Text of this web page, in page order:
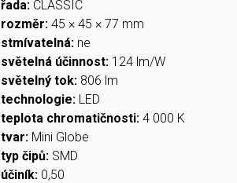
řada: CLASSIC
rozměr: 45 × 45 × 77 mm
stmívatelná: ne
světelná účinnost: 124 lm/W
světelný tok: 806 lm
technologie: LED
teplota chromatičnosti: 4 000 K
tvar: Mini Globe
typ čipů: SMD
účiník: 0,50